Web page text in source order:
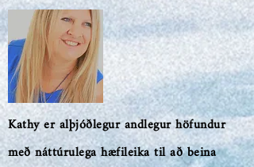
Kathy er alþjóðlegur andlegur höfundur
með náttúrulega hæfileika til að beina